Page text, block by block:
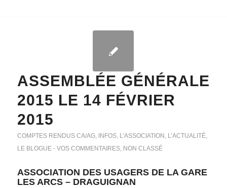
ASSEMBLÉE GÉNÉRALE
2015 LE 14 FÉVRIER
2015
COMPTES RENDUS CA/AG, INFOS, L'ASSOCIATION , L’ACTUALITÉ,
LE BLOGUE - VOS COMMENTAIRES, NON CLASSÉ
ASSOCIATION DES USAGERS DE LA GARE
LES ARCS – DRAGUIGNAN